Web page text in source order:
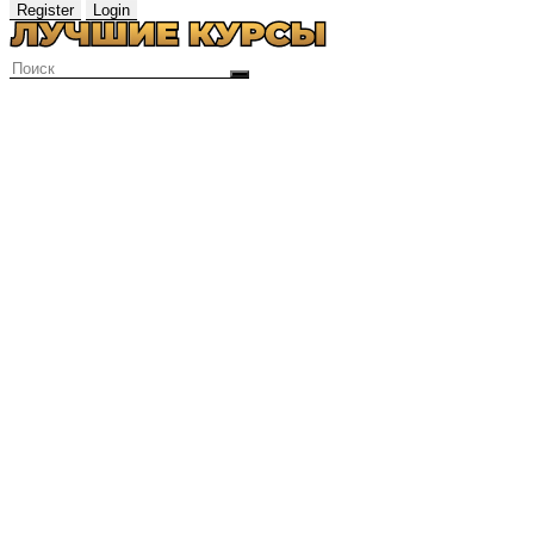
Register Login